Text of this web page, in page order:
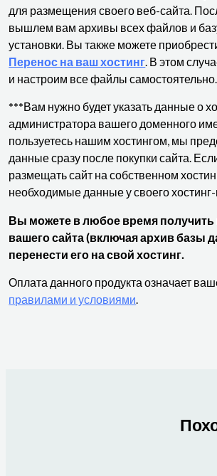
для размещения своего веб-сайта.
вышлем вам архивы всех файлов и
установки. Вы также можете
Перенос на ваш хостинг. В этом
и настроим все файлы самостоятельно.
***Вам нужно будет указать данные о
администратора вашего доменного
пользуетесь нашим хостингом, мы
данные сразу после покупки сайта.
размещать сайт на собственном
необходимые данные у своего
Вы можете в любое время
вашего сайта (включая архив базы
перенести его на свой хостинг.
Оплата данного продукта означает
правилами и условиями.